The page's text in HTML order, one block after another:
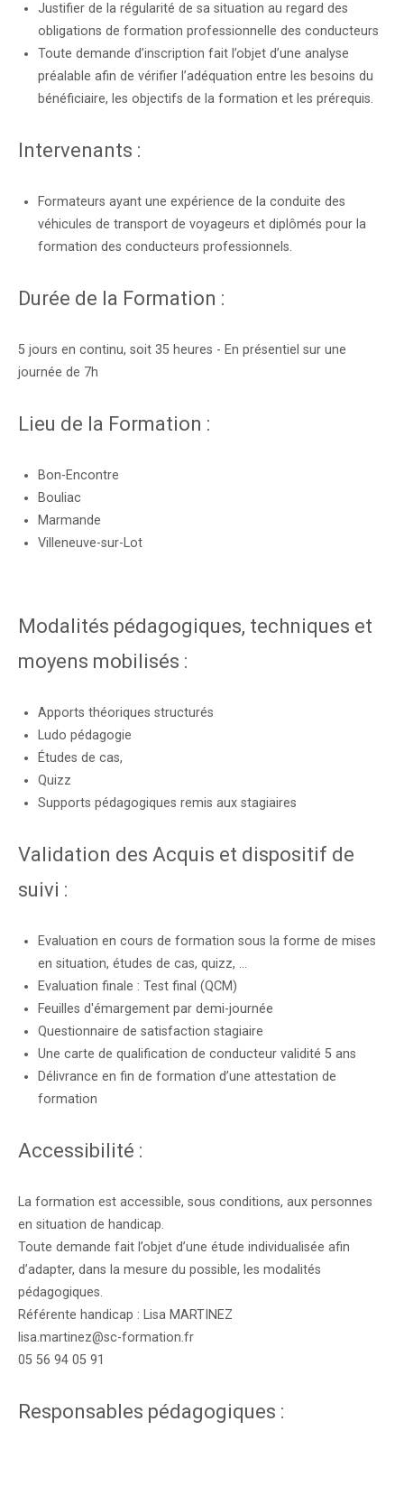
Justifier de la régularité de sa situation au regard des
obligations de formation professionnelle des conducteurs
Toute demande d’inscription fait l’objet d’une analyse
préalable afin de vérifier l’adéquation entre les besoins du
bénéficiaire, les objectifs de la formation et les prérequis.
Intervenants :
Formateurs ayant une expérience de la conduite des
véhicules de transport de voyageurs et diplômés pour la
formation des conducteurs professionnels.
Durée de la Formation :
5 jours en continu, soit 35 heures - En présentiel sur une
journée de 7h
Lieu de la Formation :
Bon-Encontre
Bouliac
Marmande
Villeneuve-sur-Lot
Modalités pédagogiques, techniques et
moyens mobilisés :
Apports théoriques structurés
Ludo pédagogie
Études de cas,
Quizz
Supports pédagogiques remis aux stagiaires
Validation des Acquis et dispositif de
suivi :
Evaluation en cours de formation sous la forme de mises
en situation, études de cas, quizz, …
Evaluation finale : Test final (QCM)
Feuilles d'émargement par demi-journée
Questionnaire de satisfaction stagiaire
Une carte de qualification de conducteur validité 5 ans
Délivrance en fin de formation d’une attestation de
formation
Accessibilité :
La formation est accessible, sous conditions, aux personnes
en situation de handicap.
Toute demande fait l’objet d’une étude individualisée afin
d’adapter, dans la mesure du possible, les modalités
pédagogiques.
Référente handicap : Lisa MARTINEZ
lisa.martinez@sc-formation.fr
05 56 94 05 91
Responsables pédagogiques :